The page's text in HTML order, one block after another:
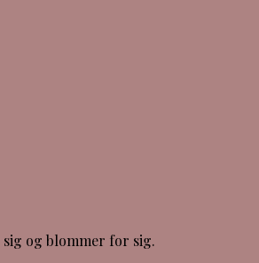
og blommer for sig.